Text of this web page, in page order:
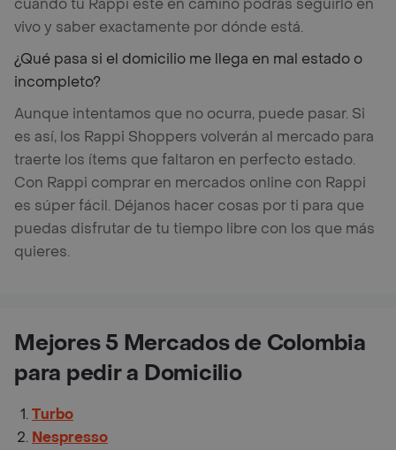
cuando tu Rappi esté en camino podrás seguirlo en
vivo y saber exactamente por dónde está.
¿Qué pasa si el domicilio me llega en mal estado o
incompleto?
Aunque intentamos que no ocurra, puede pasar. Si
es así, los Rappi Shoppers volverán al mercado para
traerte los ítems que faltaron en perfecto estado.
Con Rappi comprar en mercados online con Rappi
es súper fácil. Déjanos hacer cosas por ti para que
puedas disfrutar de tu tiempo libre con los que más
quieres.
Mejores 5 Mercados de Colombia
para pedir a Domicilio
Turbo
Nespresso